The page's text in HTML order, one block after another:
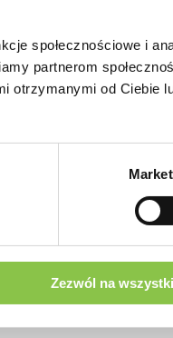
społecznościowe i
partnerom
otrzymanymi od Ciebie
Zezwól na